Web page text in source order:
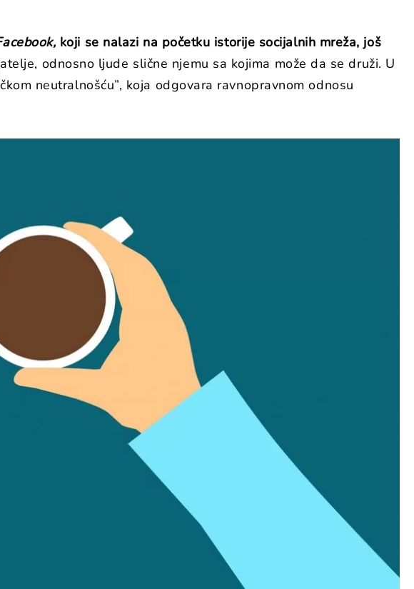
koji se nalazi na početku istorije socijalnih mreža, još
odnosno ljude slične njemu sa kojima može da se druži. U
neutralnošću”, koja odgovara ravnopravnom odnosu